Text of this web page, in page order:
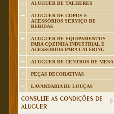
ALUGUER DE TALHERES
ALUGUER DE COPOS E
ACESSÓRIOS SERVIÇO DE
BEBIDAS
ALUGUER DE EQUIPAMENTOS
PARA COZINHA INDUSTRIAL E
ACESSÓRIOS PARA CATERING
ALUGUER DE CENTROS DE MESA
PEÇAS DECORATIVAS
LAVANDARIA DE LOUÇAS
CONSULTE AS CONDIÇÕES DE
ALUGUER